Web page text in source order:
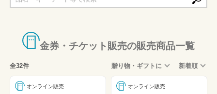
プリペイドカード
新幹線・特急回数券
レジャー券
エンタメチケット
金券・チケット販売の販売商品一覧
全32件 贈り物・ギフトに 新着順
オンライン販売 オンライン販売